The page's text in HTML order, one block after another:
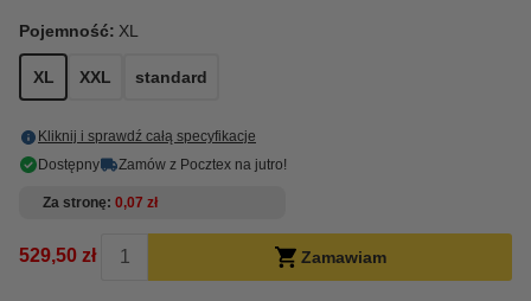
Pojemność: XL
XL XXL standard
Kliknij i sprawdź całą specyfikacje
Dostępny
Zamów z Pocztex na jutro!
Za stronę 0,07 zł
529,50 zł Zamawiam